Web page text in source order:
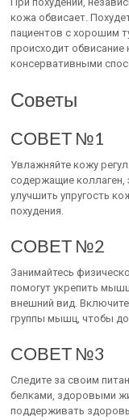
кожа обвисает.
пациентов с хорошим
происходит
консервативными
Советы
СОВЕТ №1
Увлажняйте кожу
содержащие коллаген,
улучшить упругость
похудения.
СОВЕТ №2
Занимайтесь
помогут укрепить
внешний вид.
группы мышц, чтобы
СОВЕТ №3
Следите за своим
белками, здоровыми
поддерживать